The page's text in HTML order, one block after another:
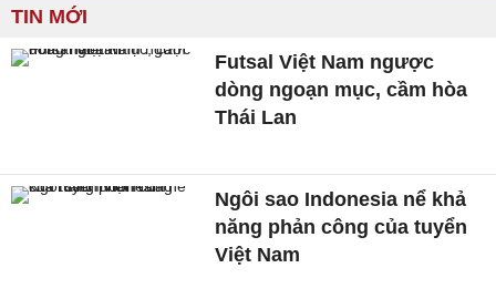
TIN MỚI
Futsal Việt Nam ngược
dòng ngoạn mục, cầm hòa
Thái Lan
Ngôi sao Indonesia nể khả
năng phản công của tuyển
Việt Nam